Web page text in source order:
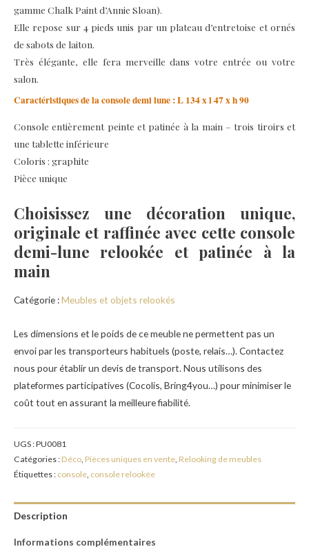
gamme Chalk Paint d’Annie Sloan).
Elle repose sur 4 pieds unis par un plateau d’entretoise et ornés
de sabots de laiton.
Très élégante, elle fera merveille dans votre entrée ou votre
salon.
Caractéristiques de la console demi lune : L 134 x l 47 x h 90
Console entièrement peinte et patinée à la main – trois tiroirs et
une tablette inférieure
Coloris : graphite
Pièce unique
Choisissez une décoration unique,
originale et raffinée avec cette console
demi-lune relookée et patinée à la
main
Catégorie :Meubles et objets relookés
Les dimensions et le poids de ce meuble ne permettent pas un
envoi par les transporteurs habituels (poste, relais…). Contactez
nous pour établir un devis de transport. Nous utilisons des
plateformes participatives (Cocolis, Bring4you…) pour minimiser le
coût tout en assurant la meilleure fiabilité.
UGS :PU0081
Catégories : Déco, Pièces uniques en vente, Relooking de meubles
Étiquettes : console, console relookée
Description
Informations complémentaires